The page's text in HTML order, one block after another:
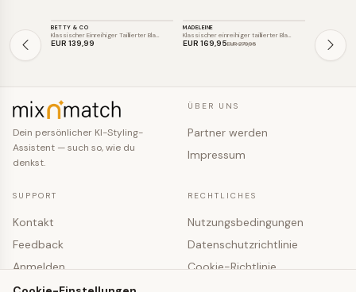
BETTY & CO
Klassischer Einreihiger Taillierter Bla…
EUR 139,99
SALE
MADELEINE
Klassischer einreihiger taillierter Bla…
EUR 169,95EUR 279,95
SALE
EUR 129
Dein persönlicher KI-Styling-
Assistent — such so, wie du
denkst.
ÜBER UNS
Partner werden
Impressum
SUPPORT
Kontakt
Feedback
Anmelden
Registrieren
RECHTLICHES
Nutzungsbedingungen
Datenschutzrichtlinie
Cookie-Richtlinie